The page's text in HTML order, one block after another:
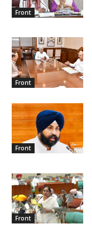
Front
Front
Front
Front